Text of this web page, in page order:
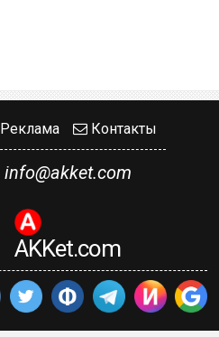
Реклама Контакты
info@akket.com
AKKet.com